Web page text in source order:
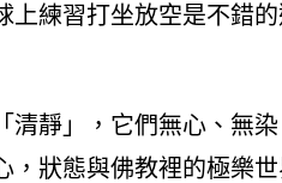
練習打坐放空是不錯
靜」，它們無心、無
狀態與佛教裡的極樂